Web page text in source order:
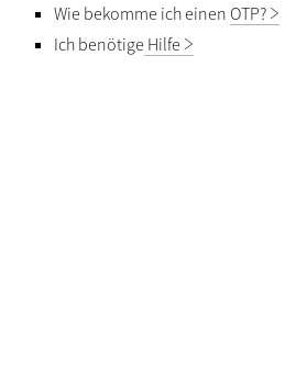
Wie bekomme ich einen OTP?
Ich benötige Hilfe